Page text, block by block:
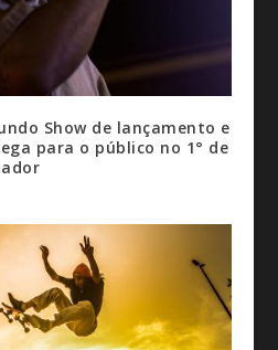
Show de lançamento e
para o público no 1° de